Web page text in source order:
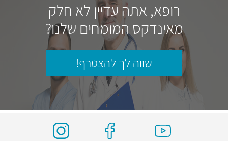
רופא, אתה עדיין לא חלק
מאינדקס המומחים שלנו?
שווה לך להצטרף!